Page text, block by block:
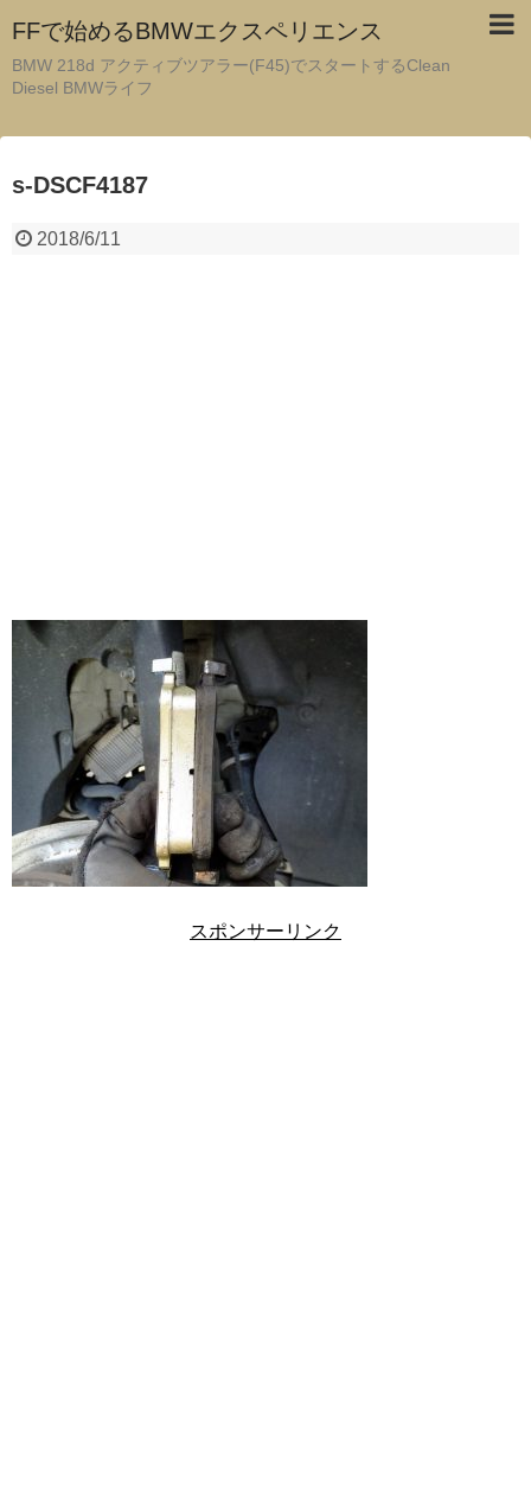
FFで始めるBMWエクスペリエンス
BMW 218d アクティブツアラー(F45)でスタートするClean
Diesel BMWライフ
s-DSCF4187
2018/6/11
スポンサーリンク